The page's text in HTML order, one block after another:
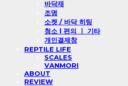
바닥재
조명
소켓 / 바닥 히팅
청소 l 편의 ㅣ 기타
개인결제창
REPTILE LIFE
SCALES
VANMORI
ABOUT
REVIEW